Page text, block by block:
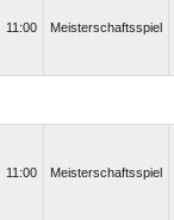
11:00 Meisterschaftsspiel
11:00 Meisterschaftsspiel